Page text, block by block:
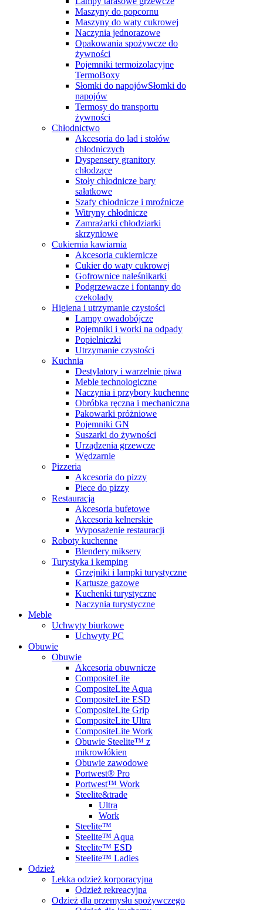
Maszyny do popcornu
Maszyny do waty cukrowej
Naczynia jednorazowe
Opakowania spożywcze do
żywności
Pojemniki termoizolacyjne
TermoBoxy
Słomki do napojówSłomki do
napojów
Termosy do transportu
żywności
Chłodnictwo
Akcesoria do lad i stołów
chłodniczych
Dyspensery granitory
chłodzące
Stoły chłodnicze bary
sałatkowe
Szafy chłodnicze i mroźnicze
Witryny chłodnicze
Zamrażarki chłodziarki
skrzyniowe
Cukiernia kawiarnia
Akcesoria cukiernicze
Cukier do waty cukrowej
Gofrownice naleśnikarki
Podgrzewacze i fontanny do
czekolady
Higiena i utrzymanie czystości
Lampy owadobójcze
Pojemniki i worki na odpady
Popielniczki
Utrzymanie czystości
Kuchnia
Destylatory i warzelnie piwa
Meble technologiczne
Naczynia i przybory kuchenne
Obróbka ręczna i mechaniczna
Pakowarki próżniowe
Pojemniki GN
Suszarki do żywności
Urządzenia grzewcze
Wędzarnie
Pizzeria
Akcesoria do pizzy
Piece do pizzy
Restauracja
Akcesoria bufetowe
Akcesoria kelnerskie
Wyposażenie restauracji
Roboty kuchenne
Blendery miksery
Turystyka i kemping
Grzejniki i lampki turystyczne
Kartusze gazowe
Kuchenki turystyczne
Naczynia turystyczne
Meble
Uchwyty biurkowe
Uchwyty PC
Obuwie
Obuwie
Akcesoria obuwnicze
CompositeLite
CompositeLite Aqua
CompositeLite ESD
CompositeLite Grip
CompositeLite Ultra
CompositeLite Work
Obuwie Steelite™ z
mikrowłókien
Obuwie zawodowe
Portwest® Pro
Portwest™ Work
Steelite&trade
Ultra
Work
Steelite™
Steelite™ Aqua
Steelite™ ESD
Steelite™ Ladies
Odzież
Lekka odzież korporacyjna
Odzież rekreacyjna
Odzież dla przemysłu spożywczego